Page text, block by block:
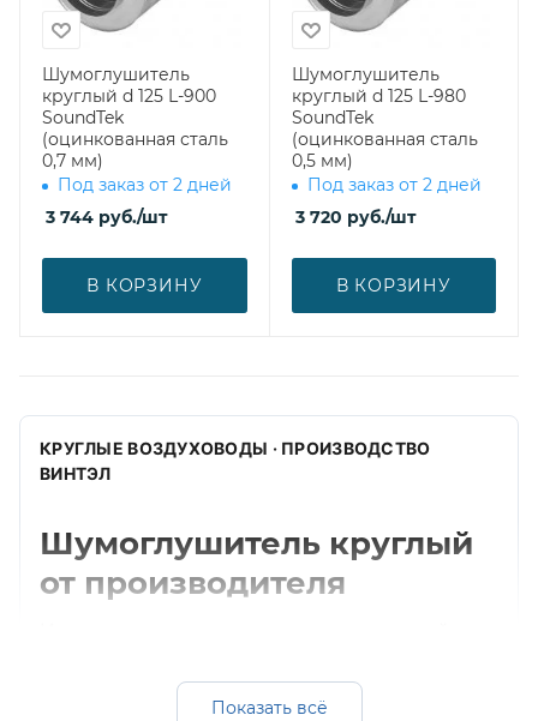
Шумоглушитель
круглый d 125 L-900
SoundTek
(оцинкованная сталь
0,7 мм)
Под заказ от 2 дней
3 744 руб./шт
В КОРЗИНУ
Шумоглушитель
круглый d 125 L-980
SoundTek
(оцинкованная сталь
0,5 мм)
Под заказ от 2 дней
3 720 руб./шт
В КОРЗИНУ
КРУГЛЫЕ ВОЗДУХОВОДЫ · ПРОИЗВОДСТВО
ВИНТЭЛ
Шумоглушитель круглый
от производителя
диаметр, толщину, материал и
Показать всё